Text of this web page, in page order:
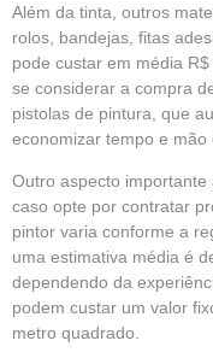
Além da tinta, outros
rolos, bandejas, fitas
pode custar em média
se considerar a compra
pistolas de pintura, que
economizar tempo e mão
Outro aspecto importante
caso opte por contratar
pintor varia conforme a
uma estimativa média é
dependendo da
podem custar um valor
metro quadrado.